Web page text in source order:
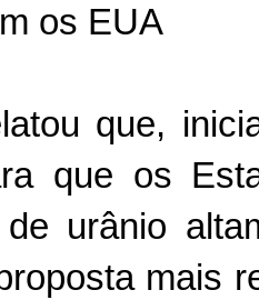
os EUA
que,
que os
urânio
mais